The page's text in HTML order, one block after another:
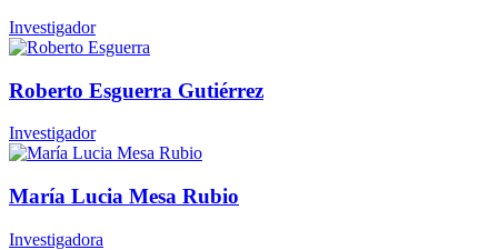
Investigador
Roberto Esguerra Gutiérrez
Investigador
María Lucia Mesa Rubio
Investigadora